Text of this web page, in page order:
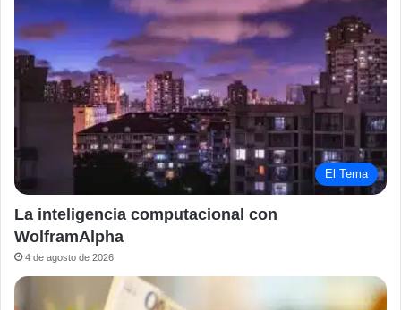
El Tema
La inteligencia computacional con
WolframAlpha
4 de agosto de 2026